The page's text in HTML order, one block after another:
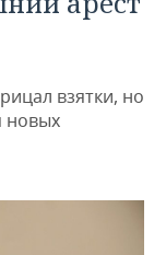
взятки, но
новых